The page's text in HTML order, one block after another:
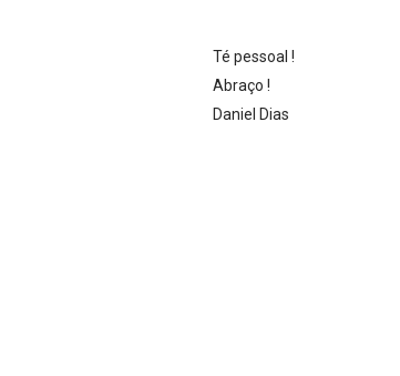
Té pessoal !
Abraço !
Daniel Dias